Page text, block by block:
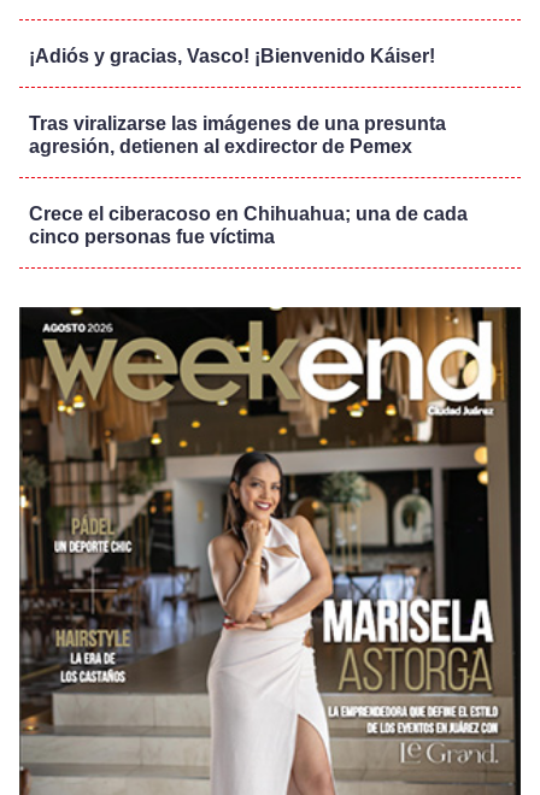
¡Adiós y gracias, Vasco! ¡Bienvenido Káiser!
Tras viralizarse las imágenes de una presunta
agresión, detienen al exdirector de Pemex
Crece el ciberacoso en Chihuahua; una de cada
cinco personas fue víctima